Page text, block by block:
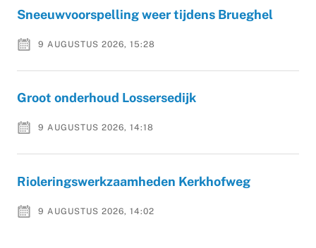
Sneeuwvoorspelling weer tijdens Brueghel
9 AUGUSTUS 2026, 15:28
Groot onderhoud Lossersedijk
9 AUGUSTUS 2026, 14:18
Rioleringswerkzaamheden Kerkhofweg
9 AUGUSTUS 2026, 14:02